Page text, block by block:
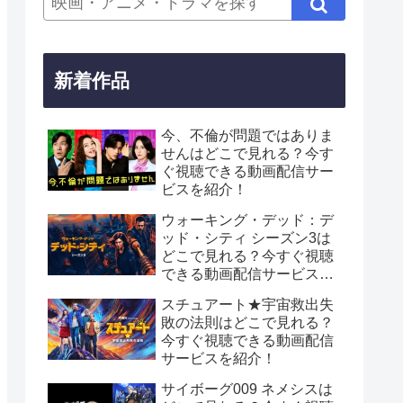
新着作品
今、不倫が問題ではありま
せんはどこで見れる？今す
ぐ視聴できる動画配信サー
ビスを紹介！
ウォーキング・デッド：デ
ッド・シティ シーズン3は
どこで見れる？今すぐ視聴
できる動画配信サービスを
スチュアート★宇宙救出失
敗の法則はどこで見れる？
今すぐ視聴できる動画配信
サービスを紹介！
サイボーグ009 ネメシスは